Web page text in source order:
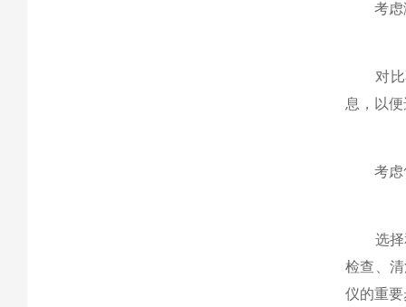
考虑测
对比不
息，以
考虑售
选择和
检查、
仪的重